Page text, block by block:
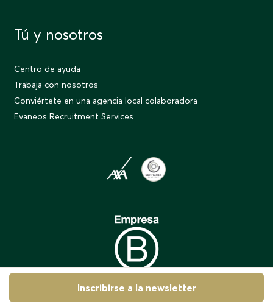
Inscribirse a la newsletter
Tú y nosotros
Centro de ayuda
Trabaja con nosotros
Conviértete en una agencia local colaboradora
Evaneos Recruitment Services